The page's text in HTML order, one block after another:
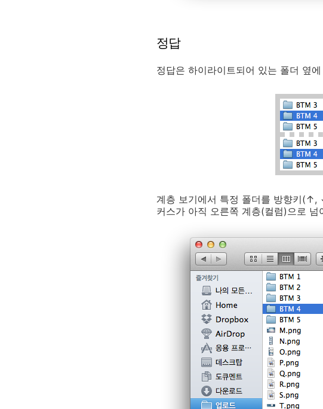
정답
정답은 하이라이트되어 있는 폴더 옆
계층 보기에서 특정 폴더를 방향키(↑,
커스가 아직 오른쪽 계층(컬럼)으로